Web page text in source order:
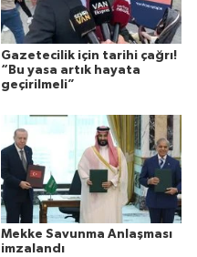
Gazetecilik için tarihi çağrı!
“Bu yasa artık hayata
geçirilmeli”
Mekke Savunma Anlaşması
imzalandı